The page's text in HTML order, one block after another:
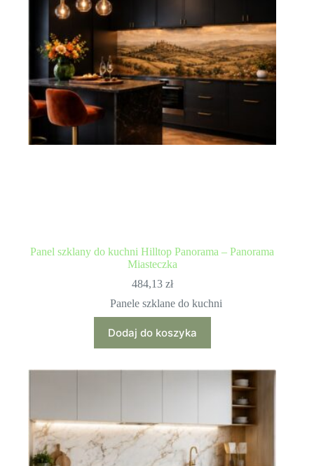
Panel szklany do kuchni Hilltop Panorama – Panorama
Miasteczka
484,13 zł
Panele szklane do kuchni
Dodaj do koszyka